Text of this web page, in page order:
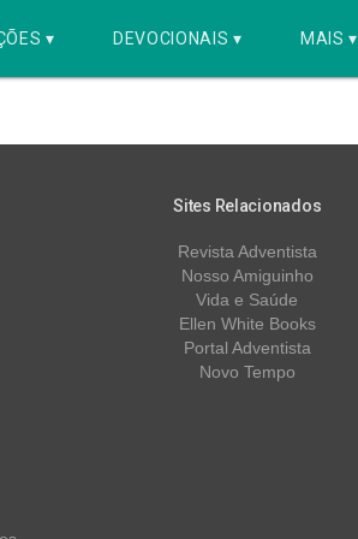
▾ DEVOCIONAIS ▾ MAIS ▾
Sites Relacionados
Revista Adventista
Nosso Amiguinho
Vida e Saúde
Ellen White Books
Portal Adventista
Novo Tempo